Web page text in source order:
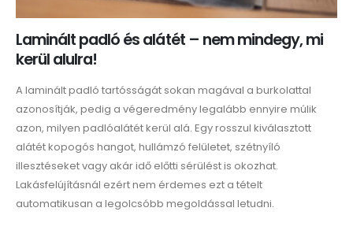
Laminált padló és alátét – nem mindegy, mi
kerül alulra!
A laminált padló tartósságát sokan magával a burkolattal
azonosítják, pedig a végeredmény legalább ennyire múlik
azon, milyen padlóalátét kerül alá. Egy rosszul kiválasztott
alátét kopogós hangot, hullámzó felületet, szétnyíló
illesztéseket vagy akár idő előtti sérülést is okozhat.
Lakásfelújításnál ezért nem érdemes ezt a tételt
automatikusan a legolcsóbb megoldással letudni.